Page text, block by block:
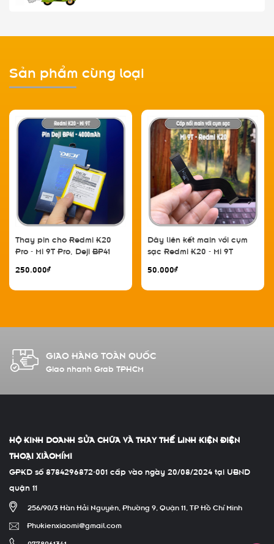
Sản phẩm cùng loại
Thay pin cho Redmi K20
Pro - Mi 9T Pro, Deji BP41
250.000₫
Dây liên kết main với cụm
sạc Redmi K20 - Mi 9T
50.000₫
HỖ TRỢ SHIPCOD
Thanh toán khi nhận hàng
HỘ KINH DOANH SỬA CHỮA VÀ THAY THẾ LINH KIỆN ĐIỆN
THOẠI XIÀOMÍMI
GPKD số 8784296872-001 cấp vào ngày 20/08/2024 tại UBND
quận 11
256/90/3 Hàn Hải Nguyên, Phường 9, Quận 11, TP Hồ Chí Minh
Phukienxiaomi@gmail.com